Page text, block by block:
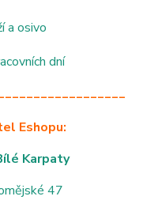
a osivo
dní
Eshopu:
Karpaty
47